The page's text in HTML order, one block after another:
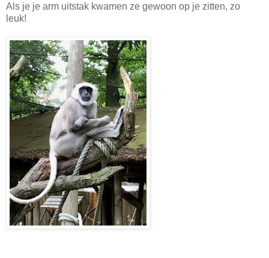
Als je je arm uitstak kwamen ze gewoon op je zitten, zo
leuk!